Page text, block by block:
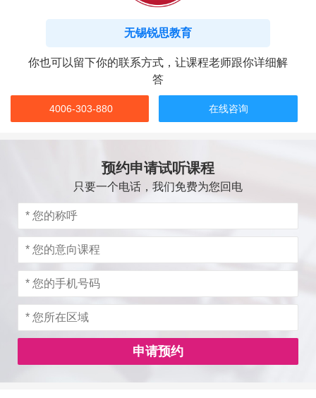
无锡锐思教育
你也可以留下你的联系方式，让课程老师跟你详细解
答
4006-303-880 在线咨询
预约申请试听课程
只要一个电话，我们免费为您回电
申请预约